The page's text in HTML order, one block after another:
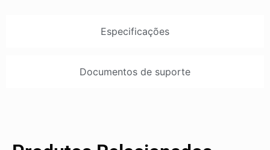
Especificações
Documentos de suporte